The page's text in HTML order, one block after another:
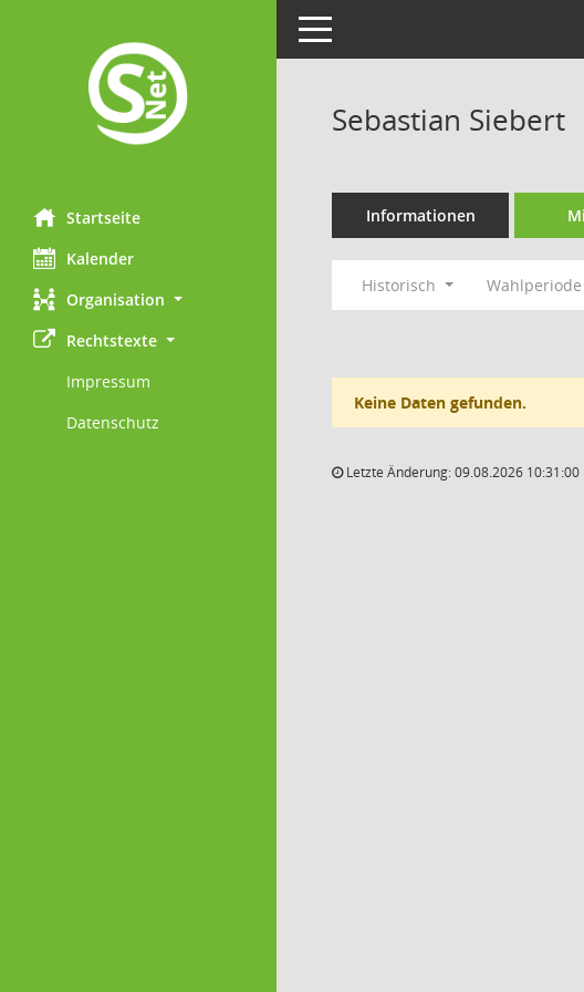
Startseite
Kalender
Organisation
Rechtstexte
Impressum
Datenschutz
Toggle navigation
Sebastian Siebert
Informationen
Historisch
Keine Daten gefunden.
Letzte Änderung: 09.08.2026 10:31:00